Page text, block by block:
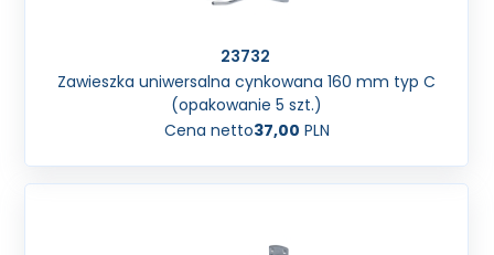
23732
Zawieszka uniwersalna cynkowana 160 mm typ C
(opakowanie 5 szt.)
Cena netto37,00 PLN